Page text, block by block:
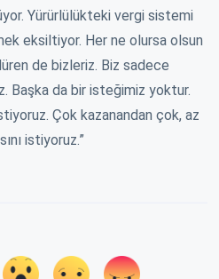
Yürürlülükteki vergi sistemi
eksiltiyor. Her ne olursa olsun
de bizleriz. Biz sadece
Başka da bir isteğimiz yoktur.
Çok kazanandan çok, az
istiyoruz.”